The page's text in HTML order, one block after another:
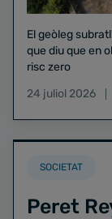
El geòleg
que diu que en
risc zero
24 juliol 2026
SOCIETAT
Peret